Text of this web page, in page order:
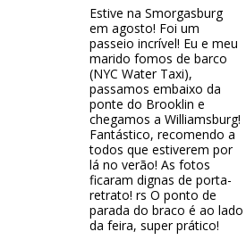
Estive na Smorgasburg
em agosto! Foi um
passeio incrível! Eu e meu
marido fomos de barco
(NYC Water Taxi),
passamos embaixo da
ponte do Brooklin e
chegamos a Williamsburg!
Fantástico, recomendo a
todos que estiverem por
lá no verão! As fotos
ficaram dignas de porta-
retrato! rs O ponto de
parada do braco é ao lado
da feira, super prático!